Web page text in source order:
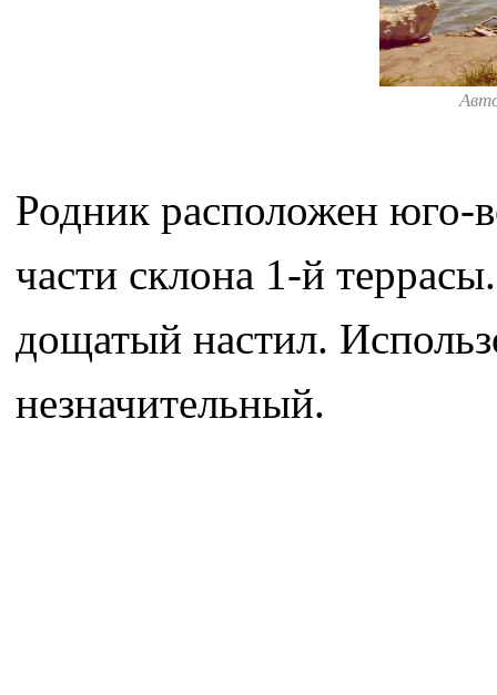
Родник расположен юго-
части склона 1-й
дощатый настил.
незначительный.